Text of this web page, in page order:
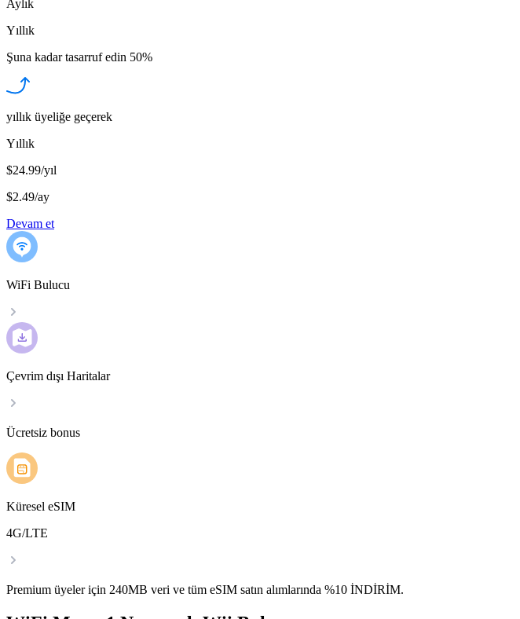
Aylık
Yıllık
Şuna kadar tasarruf edin 50%
yıllık üyeliğe geçerek
Yıllık
$24.99/yıl
$2.49/ay
Devam et
WiFi Bulucu
Çevrim dışı Haritalar
Ücretsiz bonus
Küresel eSIM
4G/LTE
Premium üyeler için 240MB veri ve tüm eSIM satın alımlarında %10 İNDİRİM.